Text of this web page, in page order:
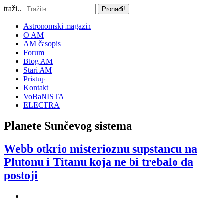
traži... Pronađi!
Astronomski magazin
O AM
AM časopis
Forum
Blog AM
Stari AM
Pristup
Kontakt
VoBaNISTA
ELECTRA
Planete Sunčevog sistema
Webb otkrio misterioznu supstancu na
Plutonu i Titanu koja ne bi trebalo da
postoji